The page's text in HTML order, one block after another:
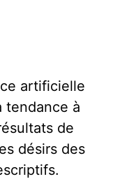
artificielle
tendance à
de
désirs des